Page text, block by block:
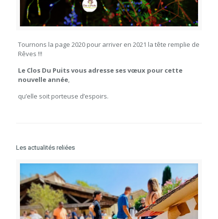
Tournons la page 2020 pour arriver en 2021 la tête remplie de
Rêves !!!
Le Clos Du Puits vous adresse ses vœux pour cette
nouvelle année,
qu’elle soit porteuse d’espoirs.
Les actualités reliées